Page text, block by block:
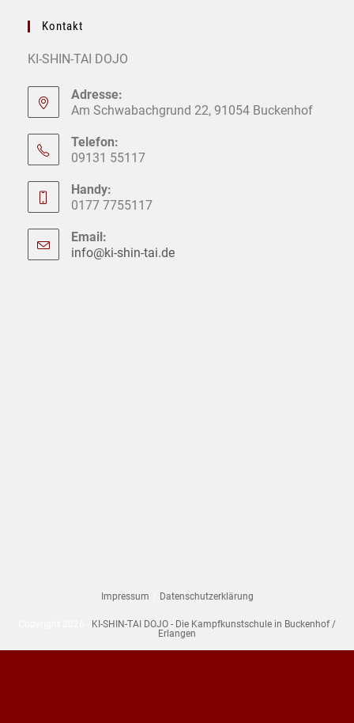
Kontakt
KI-SHIN-TAI DOJO
Adresse:
Am Schwabachgrund 22, 91054 Buckenhof
Telefon:
09131 55117
Handy:
0177 7755117
Email:
info@ki-shin-tai.deOpens
Impressum Datenschutzerklärung
KI-SHIN-TAI DOJO - Die Kampfkunstschule in Buckenhof /
Erlangen